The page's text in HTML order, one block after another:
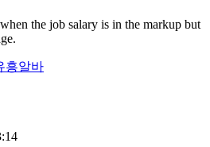
the job salary is in the markup but
흥알바